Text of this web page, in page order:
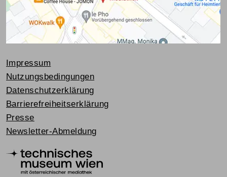
Impressum
Nutzungsbedingungen
Datenschutzerklärung
Barrierefreiheitserklärung
Presse
Newsletter-Abmeldung